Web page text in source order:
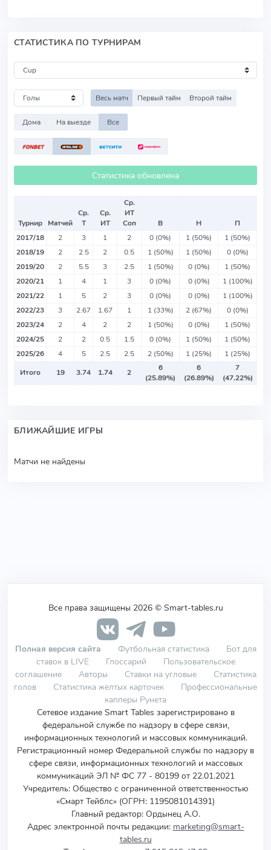
СТАТИСТИКА ПО ТУРНИРАМ
Весь матч Первый тайм Второй тайм
Дома На выезде Все
Статистика обновлена
Турнир Матчей
Ср.
Т
Ср.
ИТ
Ср.
ИТ
Соп
В Н
П
2017/18
2 3 1 2 0 (0%) 1 (50%)
1 (50%)
2018/19
2 2.5 2 0.5 1 (50%) 1 (50%)
0 (0%)
2019/20
2 5.5 3 2.5 1 (50%) 0 (0%)
1 (50%)
2020/21
1 4 1 3 0 (0%) 0 (0%)
1 (100%)
2021/22
1 5 2 3 0 (0%) 0 (0%)
1 (100%)
2022/23
3 2.67 1.67 1 1 (33%) 2 (67%)
0 (0%)
2023/24
2 4 2 2 1 (50%) 0 (0%)
1 (50%)
2024/25
2 2 0.5 1.5 0 (0%) 1 (50%)
1 (50%)
2025/26
4 5 2.5 2.5 2 (50%) 1 (25%)
1 (25%)
Итого
19 3.74 1.74 2
6
(25.89%)
6
(26.89%)
7
(47.22%)
БЛИЖАЙШИЕ ИГРЫ
Матчи не найдены
Все права защищены 2026 © Smart-tables.ru
Полная версия сайта Футбольная статистика
Бот для
ставок в LIVE
Глоссарий
Пользовательское
соглашение
Авторы Ставки на угловые
Статистика
голов
Статистика желтых карточек
Профессиональные
капперы Рунета
Сетевое издание Smart Tables зарегистрировано в
федеральной службе по надзору в сфере связи,
информационных технологий и массовых коммуникаций.
Регистрационный номер Федеральной службы по надзору в
сфере связи, информационных технологий и массовых
коммуникаций ЭЛ № ФС 77 - 80199 от 22.01.2021
Учредитель: Общество с ограниченной ответственностью
«Смарт Тейблс» (ОГРН: 1195081014391)
Главный редактор: Ордынец А.О.
Адрес электронной почты редакции: marketing@smart-
tables.ru